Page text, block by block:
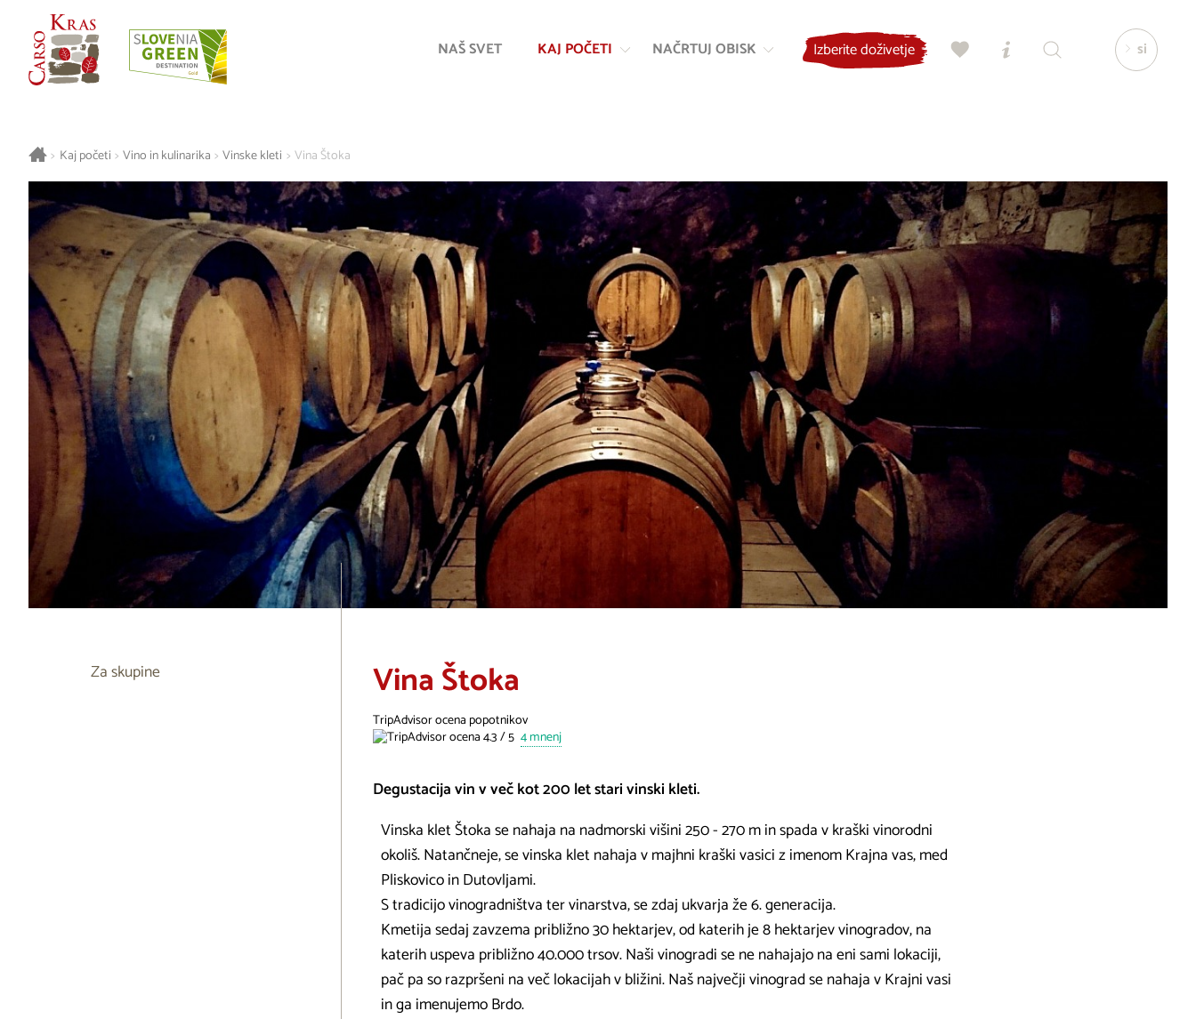
vsebino
NAŠ SVET KAJ POČETI NAČRTUJ OBISK Izberite doživetje si
> Kaj početi > Vino in kulinarika > Vinske kleti > Vina Štoka
Vina Štoka
TripAdvisor ocena popotnikov
4 mnenj
Degustacija vin v več kot 200 let stari vinski kleti.
Vinska klet Štoka se nahaja na nadmorski višini 250 - 270 m in spada v kraški vinorodni
okoliš. Natančneje, se vinska klet nahaja v majhni kraški vasici z imenom Krajna vas, med
Pliskovico in Dutovljami.
S tradicijo vinogradništva ter vinarstva, se zdaj ukvarja že 6. generacija.
Kmetija sedaj zavzema približno 30 hektarjev, od katerih je 8 hektarjev vinogradov, na
katerih uspeva približno 40.000 trsov. Naši vinogradi se ne nahajajo na eni sami lokaciji,
pač pa so razpršeni na več lokacijah v bližini. Naš največji vinograd se nahaja v Krajni vasi
in ga imenujemo Brdo.
Za skupine